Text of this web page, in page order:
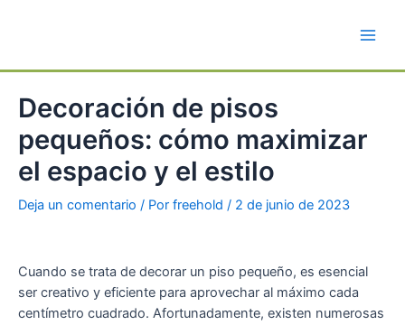
Decoración de pisos
pequeños: cómo maximizar
el espacio y el estilo
Deja un comentario / Por freehold / 2 de junio de 2023
Cuando se trata de decorar un piso pequeño, es esencial
ser creativo y eficiente para aprovechar al máximo cada
centímetro cuadrado. Afortunadamente, existen numerosas